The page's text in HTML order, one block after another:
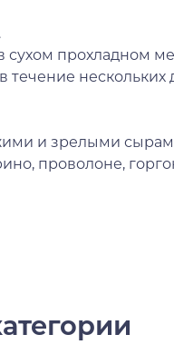
сухом прохладном
течение нескольких
и зрелыми
проволоне,